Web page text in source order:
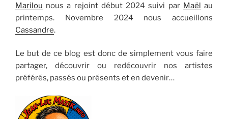
Marilou nous a rejoint début 2024 suivi par Maël au
printemps. Novembre 2024 nous accueillons
Cassandre.
Le but de ce blog est donc de simplement vous faire
partager, découvrir ou redécouvrir nos artistes
préférés, passés ou présents et en devenir…